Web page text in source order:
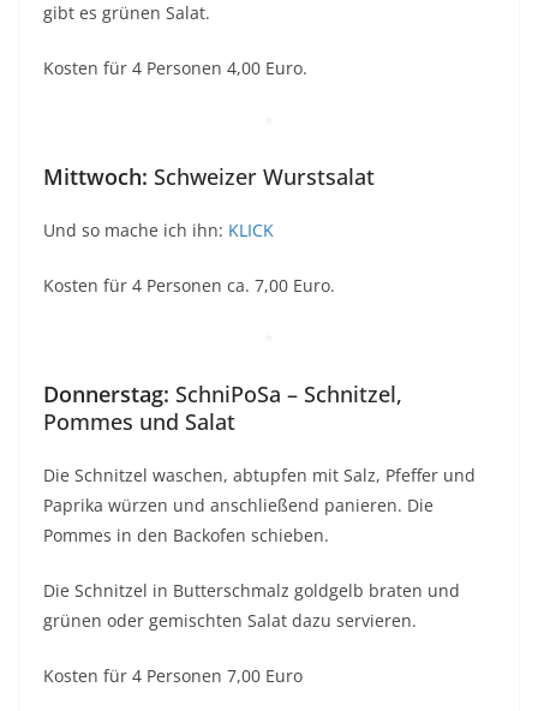
gibt es grünen Salat.
Kosten für 4 Personen 4,00 Euro.
Mittwoch: Schweizer Wurstsalat
Und so mache ich ihn: KLICK
Kosten für 4 Personen ca. 7,00 Euro.
Donnerstag: SchniPoSa – Schnitzel,
Pommes und Salat
Die Schnitzel waschen, abtupfen mit Salz, Pfeffer und
Paprika würzen und anschließend panieren. Die
Pommes in den Backofen schieben.
Die Schnitzel in Butterschmalz goldgelb braten und
grünen oder gemischten Salat dazu servieren.
Kosten für 4 Personen 7,00 Euro